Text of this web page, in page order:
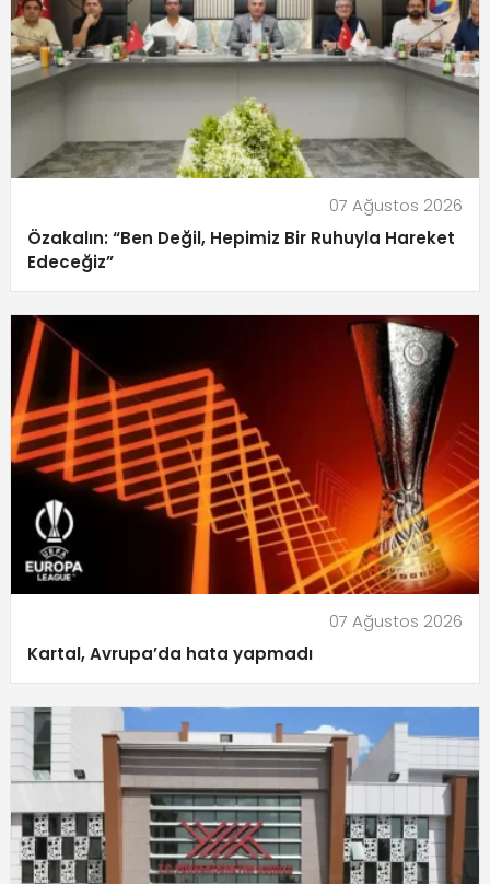
07 Ağustos 2026
Özakalın: “Ben Değil, Hepimiz Bir Ruhuyla Hareket
Edeceğiz”
07 Ağustos 2026
Kartal, Avrupa’da hata yapmadı